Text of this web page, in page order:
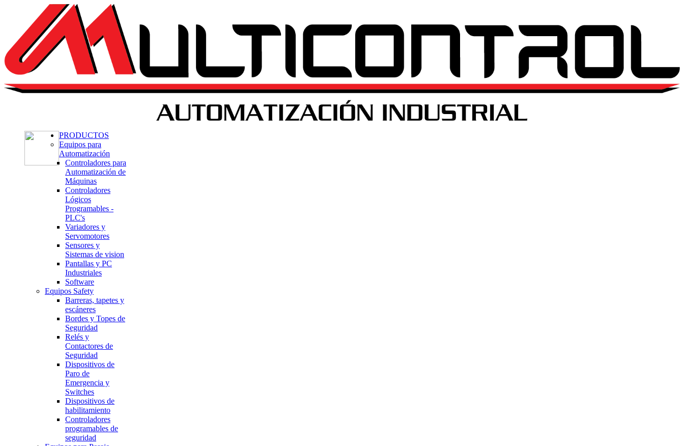
PRODUCTOS
Equipos para
Automatización
Controladores para
Automatización de
Máquinas
Controladores
Lógicos
Programables -
PLC's
Variadores y
Servomotores
Sensores y
Sistemas de vision
Pantallas y PC
Industriales
Software
Equipos Safety
Barreras, tapetes y
escáneres
Bordes y Topes de
Seguridad
Relés y
Contactores de
Seguridad
Dispositivos de
Paro de
Emergencia y
Switches
Dispositivos de
habilitamiento
Controladores
programables de
seguridad